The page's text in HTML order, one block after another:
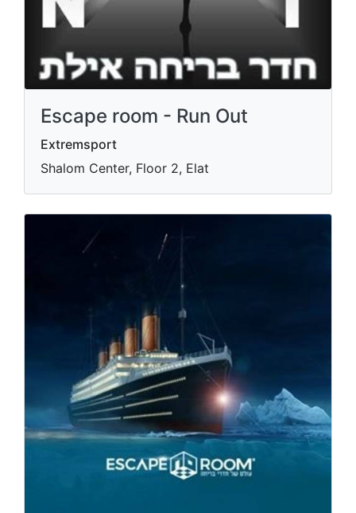
Escape room - Run Out
Extremsport
Shalom Center, Floor 2, Elat